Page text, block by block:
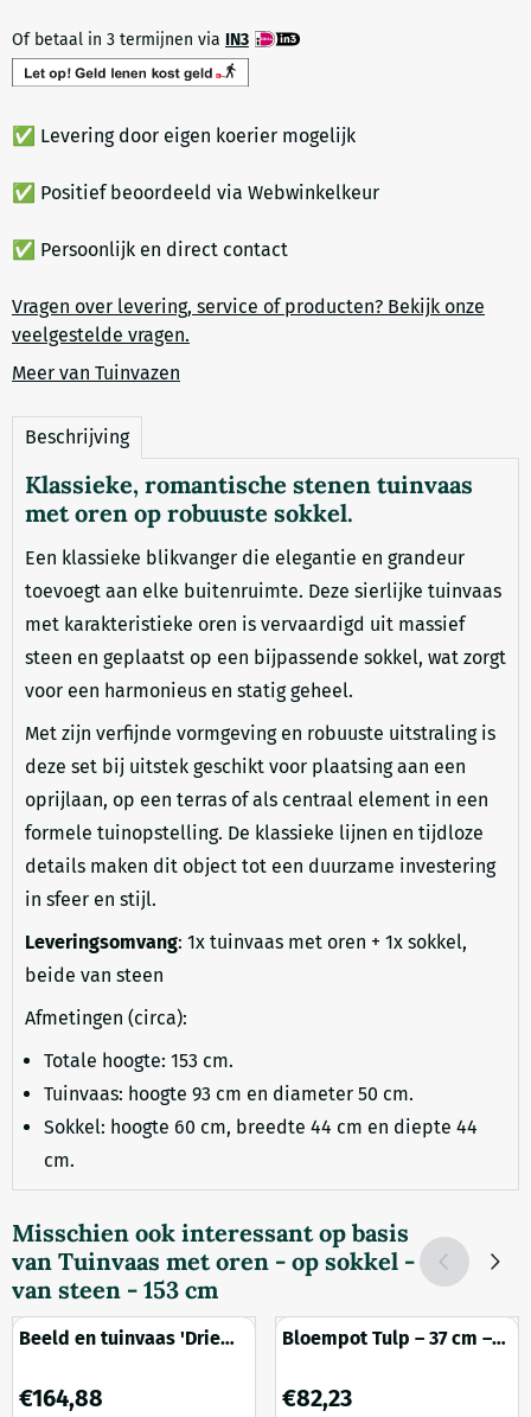
Of betaal in 3 termijnen via IN3
✅ Levering door eigen koerier mogelijk
✅ Positief beoordeeld via Webwinkelkeur
✅ Persoonlijk en direct contact
Vragen over levering, service of producten? Bekijk onze
veelgestelde vragen.
Meer van Tuinvazen
Beschrijving
Klassieke, romantische stenen tuinvaas
met oren op robuuste sokkel.
Een klassieke blikvanger die elegantie en grandeur
toevoegt aan elke buitenruimte. Deze sierlijke tuinvaas
met karakteristieke oren is vervaardigd uit massief
steen en geplaatst op een bijpassende sokkel, wat zorgt
voor een harmonieus en statig geheel.
Met zijn verfijnde vormgeving en robuuste uitstraling is
deze set bij uitstek geschikt voor plaatsing aan een
oprijlaan, op een terras of als centraal element in een
formele tuinopstelling. De klassieke lijnen en tijdloze
details maken dit object tot een duurzame investering
in sfeer en stijl.
Leveringsomvang: 1x tuinvaas met oren + 1x sokkel,
beide van steen
Afmetingen (circa):
Totale hoogte: 153 cm.
Tuinvaas: hoogte 93 cm en diameter 50 cm.
Sokkel: hoogte 60 cm, breedte 44 cm en diepte 44
cm.
Misschien ook interessant op basis
van Tuinvaas met oren - op sokkel -
van steen - 153 cm
Beeld en tuinvaas 'Drie
Prijs: 164,88
€164,88
Bloempot Tulp – 37 cm –
Prijs: 82,23
€82,23